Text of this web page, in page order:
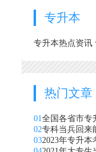
专升本
专升本热点资讯
热门文章
01全国各省市专
02专科当兵回来
032023年专升本